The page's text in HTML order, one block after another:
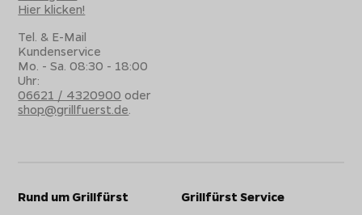
unabhängig von Erfahrung oder Timing.
Hohe Temperaturen für echte Steinofen-
Ergebnisse
Mit Backtemperaturen von bis zu ca.
Outdoorchef Gas Pizzaofen genau den Bereich, der für
Dank zusätzlichemBooster-Brennerunter dem
Hier klicken!
Tel. & E-Mail
Kundenservice
Mo. - Sa. 08:30 - 18:00
Uhr:
06621 / 4320900 oder
shop@grillfuerst.de.
Rund um Grillfürst
Grillfürst Service